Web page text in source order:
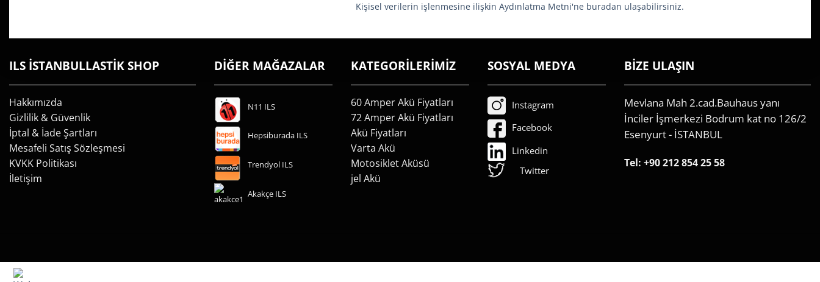
Kişisel verilerin işlenmesine ilişkin Aydınlatma Metni'ne buradan ulaşabilirsiniz.
ILS İSTANBULLASTİK SHOP
Hakkımızda
Gizlilik & Güvenlik
İptal & İade Şartları
Mesafeli Satış Sözleşmesi
KVKK Politikası
İletişim
DİĞER MAĞAZALAR
N11 ILS
Hepsiburada ILS
Trendyol ILS
Akakçe ILS
KATEGORİLERİMİZ
60 Amper Akü Fiyatları
72 Amper Akü Fiyatları
Akü Fiyatları
Varta Akü
Motosiklet Aküsü
jel Akü
SOSYAL MEDYA
Instagram
Facebook
Linkedin
Twitter
BİZE ULAŞIN
Mevlana Mah 2.cad.Bauhaus yanı
İnciler İşmerkezi Bodrum kat no 126/2
Esenyurt - İSTANBUL
Tel: +90 212 854 25 58